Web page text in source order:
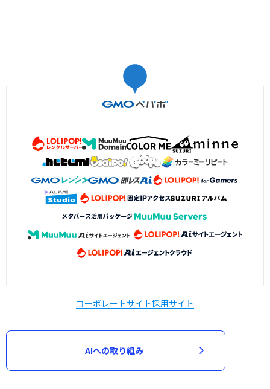
コーポレートサイト採用サイト
AIへの取り組み